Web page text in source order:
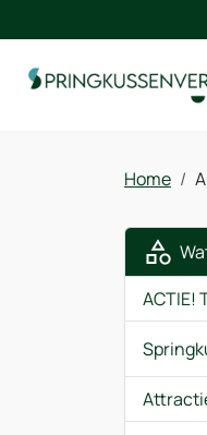
Home
ACTIE!